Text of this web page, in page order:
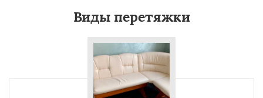
Виды перетяжки